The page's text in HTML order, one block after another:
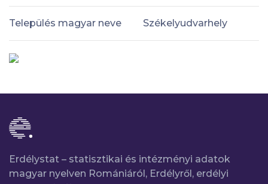
Település magyar neve Székelyudvarhely
Erdélystat – statisztikai és intézményi adatok
magyar nyelven Romániáról, Erdélyről, erdélyi